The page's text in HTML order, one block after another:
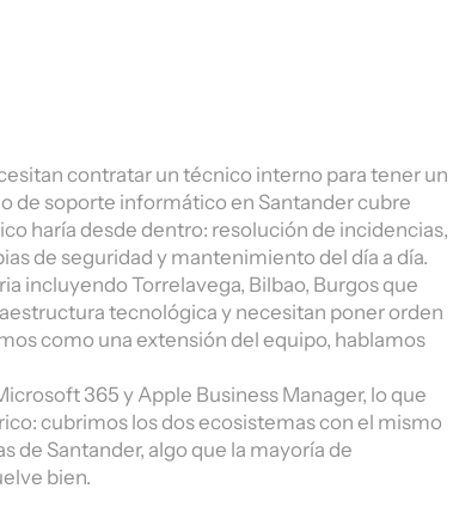
contratar un técnico interno para tener un
de soporte informático en Santander cubre
haría desde dentro: resolución de incidencias,
de seguridad y mantenimiento del día a día.
incluyendo Torrelavega, Bilbao, Burgos que
tecnológica y necesitan poner orden
como una extensión del equipo, hablamos
365 y Apple Business Manager, lo que
cubrimos los dos ecosistemas con el mismo
de Santander, algo que la mayoría de
bien.